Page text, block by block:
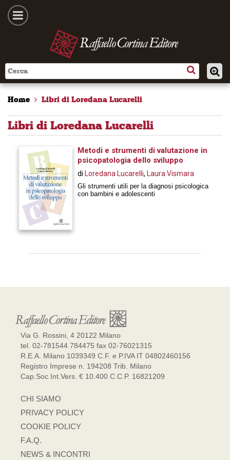
Home Libri di Loredana Lucarelli
Libri di Loredana Lucarelli
Metodi e strumenti di valutazione in
psicopatologia dello sviluppo
di Loredana Lucarelli, Laura Vismara
Gli strumenti utili per la diagnosi psicologica
con bambini e adolescenti
Via G. Rossini, 4 20122 Milano
tel. 02-781544 784475 fax 02-76021315
R.E.A. Milano 1039349 C.F. e P.IVA IT 04802460156
Registro Imprese n. 194208 Trib. Milano
Cap.Soc.Int.Vers. € 10.400 C.C.P. 16821209
CHI SIAMO
PRIVACY POLICY
COOKIE POLICY
F.A.Q.
NEWS & INCONTRI